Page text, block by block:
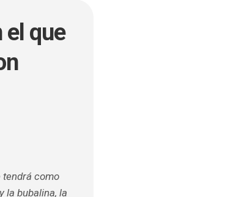
el que
tendrá como
la bubalina, la